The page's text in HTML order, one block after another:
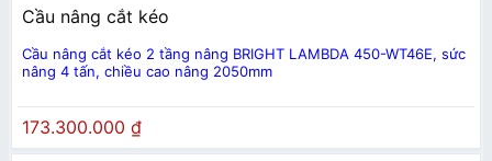
Cầu nâng cắt kéo
Cầu nâng cắt kéo 2 tầng nâng BRIGHT LAMBDA 450-WT46E, sức
nâng 4 tấn, chiều cao nâng 2050mm
173.300.000 ₫